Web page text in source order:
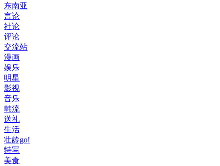
东南亚
言论
社论
评论
交流站
漫画
娱乐
明星
影视
音乐
韩流
送礼
生活
壮龄go!
特写
美食